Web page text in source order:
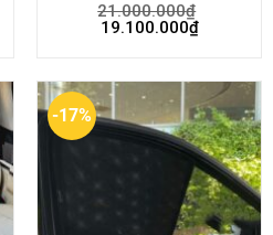
Rated4.52
out of 5
21.000.000₫
19.100.000₫
-17%